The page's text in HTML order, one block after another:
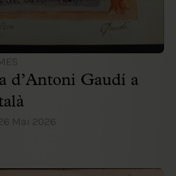
d’Antoni Gaudí a
Mai 2026